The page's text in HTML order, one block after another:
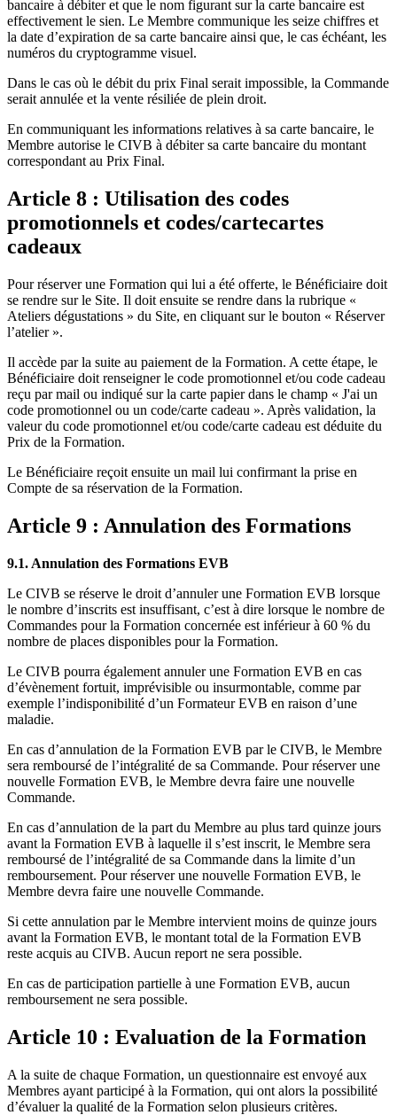
bancaire à débiter et que le nom figurant sur la carte bancaire est
effectivement le sien. Le Membre communique les seize chiffres et
la date d’expiration de sa carte bancaire ainsi que, le cas échéant, les
numéros du cryptogramme visuel.
Dans le cas où le débit du prix Final serait impossible, la Commande
serait annulée et la vente résiliée de plein droit.
En communiquant les informations relatives à sa carte bancaire, le
Membre autorise le CIVB à débiter sa carte bancaire du montant
correspondant au Prix Final.
Article 8 : Utilisation des codes
promotionnels et codes/cartecartes
cadeaux
Pour réserver une Formation qui lui a été offerte, le Bénéficiaire doit
se rendre sur le Site. Il doit ensuite se rendre dans la rubrique «
Ateliers dégustations » du Site, en cliquant sur le bouton « Réserver
l’atelier ».
Il accède par la suite au paiement de la Formation. A cette étape, le
Bénéficiaire doit renseigner le code promotionnel et/ou code cadeau
reçu par mail ou indiqué sur la carte papier dans le champ « J'ai un
code promotionnel ou un code/carte cadeau ». Après validation, la
valeur du code promotionnel et/ou code/carte cadeau est déduite du
Prix de la Formation.
Le Bénéficiaire reçoit ensuite un mail lui confirmant la prise en
Compte de sa réservation de la Formation.
Article 9 : Annulation des Formations
9.1. Annulation des Formations EVB
Le CIVB se réserve le droit d’annuler une Formation EVB lorsque
le nombre d’inscrits est insuffisant, c’est à dire lorsque le nombre de
Commandes pour la Formation concernée est inférieur à 60 % du
nombre de places disponibles pour la Formation.
Le CIVB pourra également annuler une Formation EVB en cas
d’évènement fortuit, imprévisible ou insurmontable, comme par
exemple l’indisponibilité d’un Formateur EVB en raison d’une
maladie.
En cas d’annulation de la Formation EVB par le CIVB, le Membre
sera remboursé de l’intégralité de sa Commande. Pour réserver une
nouvelle Formation EVB, le Membre devra faire une nouvelle
Commande.
En cas d’annulation de la part du Membre au plus tard quinze jours
avant la Formation EVB à laquelle il s’est inscrit, le Membre sera
remboursé de l’intégralité de sa Commande dans la limite d’un
remboursement. Pour réserver une nouvelle Formation EVB, le
Membre devra faire une nouvelle Commande.
Si cette annulation par le Membre intervient moins de quinze jours
avant la Formation EVB, le montant total de la Formation EVB
reste acquis au CIVB. Aucun report ne sera possible.
En cas de participation partielle à une Formation EVB, aucun
remboursement ne sera possible.
Article 10 : Evaluation de la Formation
A la suite de chaque Formation, un questionnaire est envoyé aux
Membres ayant participé à la Formation, qui ont alors la possibilité
d’évaluer la qualité de la Formation selon plusieurs critères.